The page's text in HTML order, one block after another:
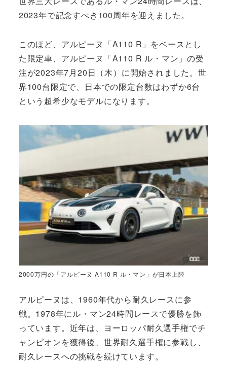
2023年で記念すべき100周年を迎えました。
このほど、アルピーヌ「A110 R」をベースとし
た限定車、アルピーヌ「A110 R ル・マン」の受
注が2023年7月20日（木）に開始されました。世
界100台限定で、日本での限定台数はわずか6台
という超希少なモデルになります。
2000万円の「アルピーヌ A110 R ル・マン」が日本上陸
アルピーヌは、1960年代から耐久レースに参
戦。1978年にル・マン24時間レースで優勝を飾
っています。近年は、ヨーロッパ耐久選手権でチ
ャンピオンを獲得後、世界耐久選手権に参戦し、
耐久レースへの挑戦を続けています。